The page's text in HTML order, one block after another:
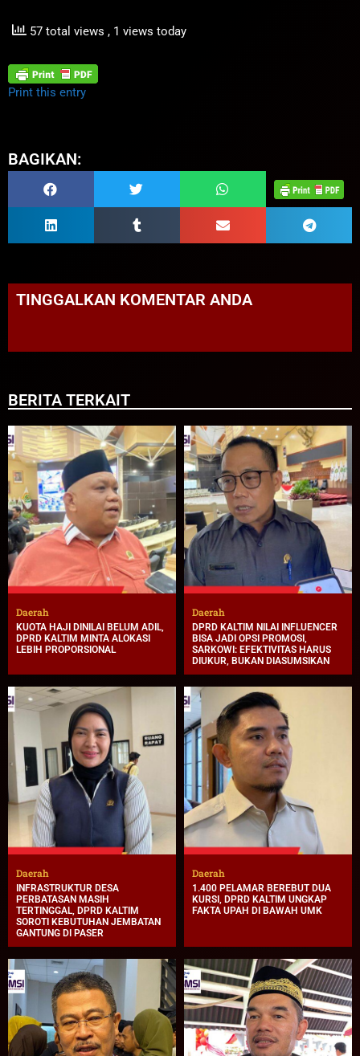
57 total views , 1 views today
Print this entry
BAGIKAN:
TINGGALKAN KOMENTAR ANDA
BERITA TERKAIT
Daerah
KUOTA HAJI DINILAI BELUM ADIL,
DPRD KALTIM MINTA ALOKASI
LEBIH PROPORSIONAL
Daerah
DPRD KALTIM NILAI INFLUENCER
BISA JADI OPSI PROMOSI,
SARKOWI: EFEKTIVITAS HARUS
DIUKUR, BUKAN DIASUMSIKAN
Daerah
INFRASTRUKTUR DESA
PERBATASAN MASIH
TERTINGGAL, DPRD KALTIM
SOROTI KEBUTUHAN JEMBATAN
GANTUNG DI PASER
Daerah
1.400 PELAMAR BEREBUT DUA
KURSI, DPRD KALTIM UNGKAP
FAKTA UPAH DI BAWAH UMK